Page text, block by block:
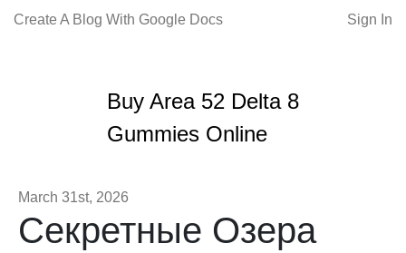
Create A Blog With Google Docs Sign In
Buy Area 52 Delta 8
Gummies Online
March 31st, 2026
Секретные Озера